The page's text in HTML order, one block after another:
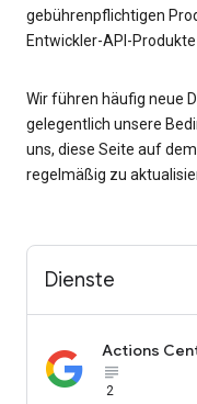
gebührenpflichtigen
Entwickler-API-
Wir führen häufig neue
gelegentlich unsere
uns, diese Seite auf
regelmäßig zu
Dienste
Actions
2